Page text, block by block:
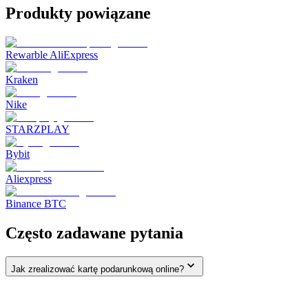
Produkty powiązane
Rewarble AliExpress
Kraken
Nike
STARZPLAY
Bybit
Aliexpress
Binance BTC
Często zadawane pytania
Jak zrealizować kartę podarunkową online?